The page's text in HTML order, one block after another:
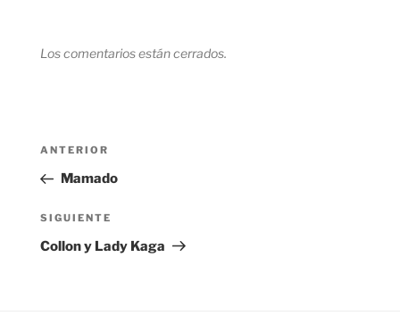
Los comentarios están cerrados.
Navegación
entradas
Entrada
anterior:
ANTERIOR
Mamado
Siguiente
entrada
SIGUIENTE
Collon y Lady Kaga